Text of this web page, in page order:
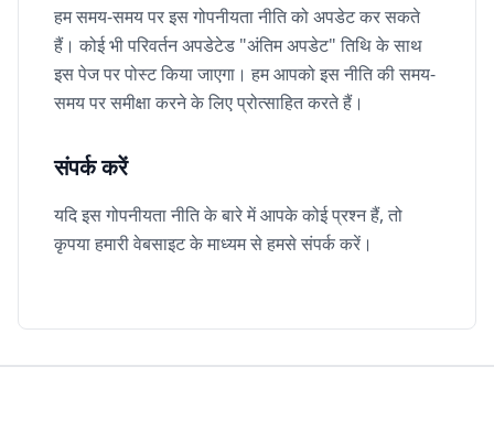
हम समय-समय पर इस गोपनीयता नीति को अपडेट कर सकते
हैं। कोई भी परिवर्तन अपडेटेड "अंतिम अपडेट" तिथि के साथ
इस पेज पर पोस्ट किया जाएगा। हम आपको इस नीति की समय-
समय पर समीक्षा करने के लिए प्रोत्साहित करते हैं।
संपर्क करें
यदि इस गोपनीयता नीति के बारे में आपके कोई प्रश्न हैं, तो
कृपया हमारी वेबसाइट के माध्यम से हमसे संपर्क करें।